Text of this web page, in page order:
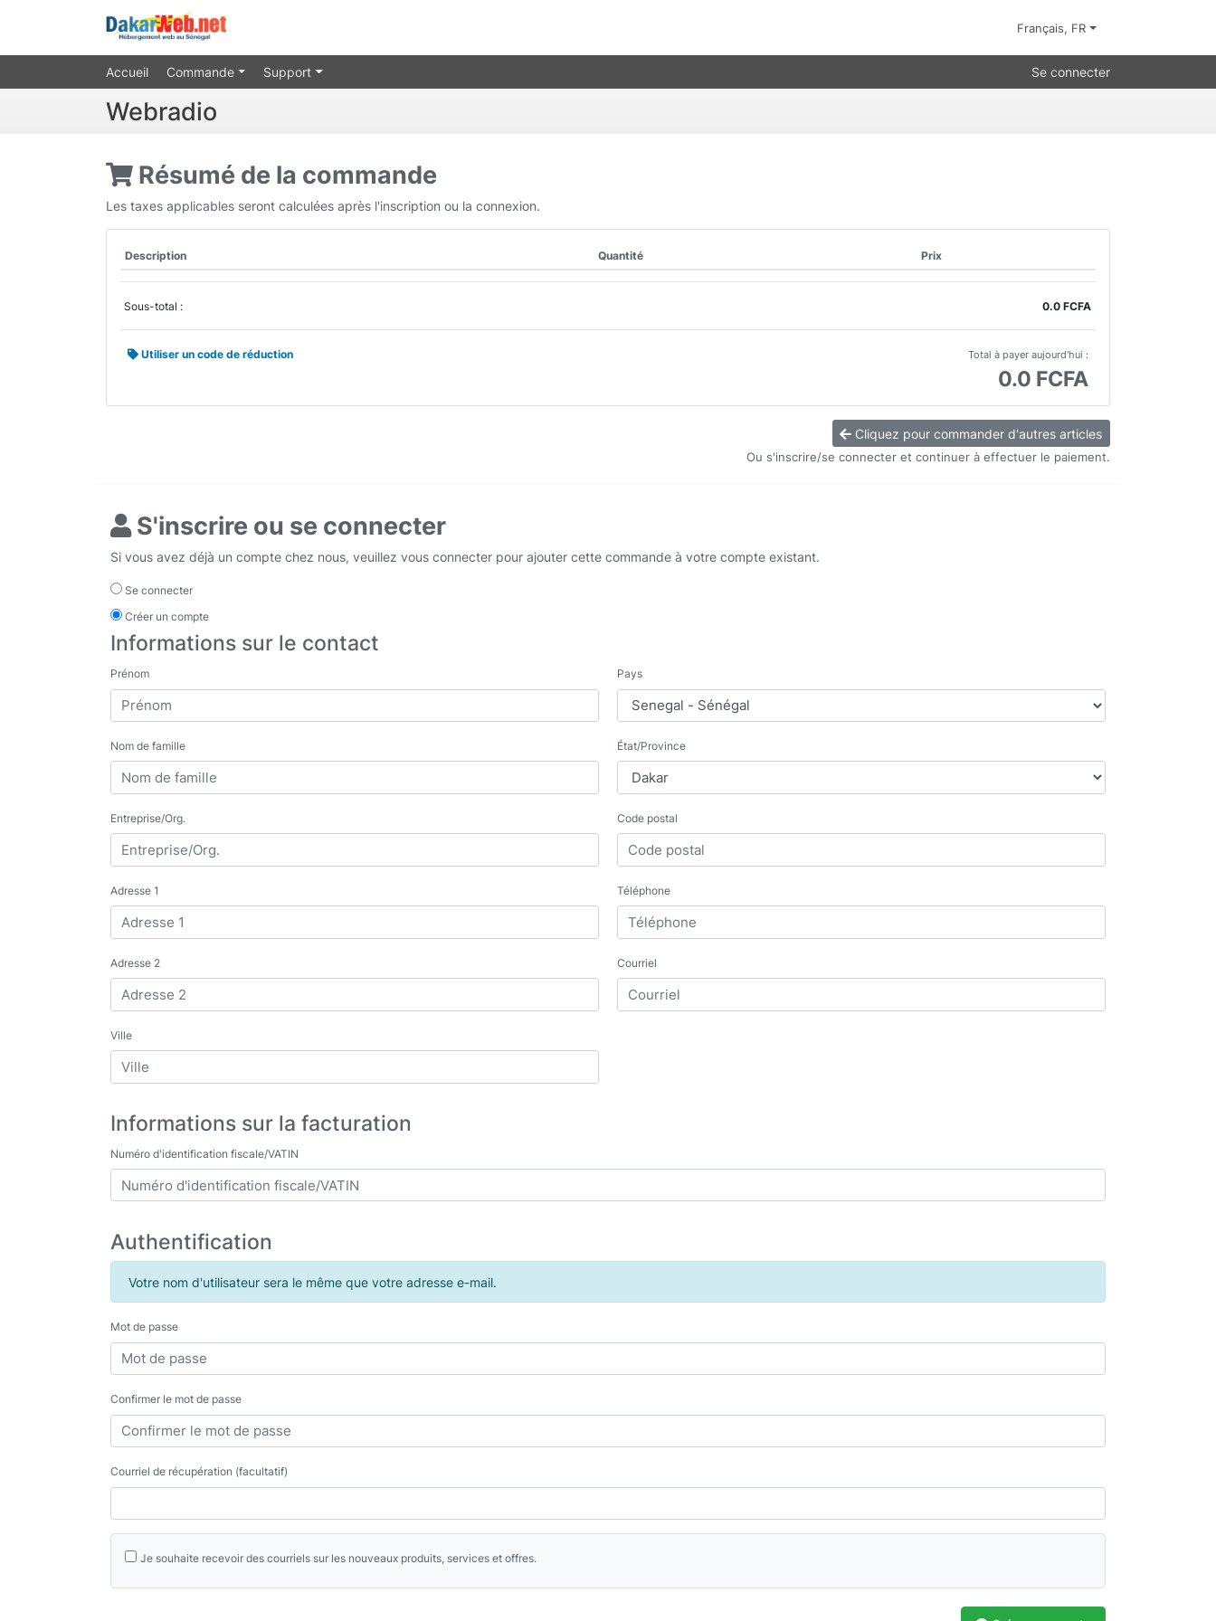
Français, FR
Accueil Commande Support Se connecter
Webradio
Résumé de la commande
Les taxes applicables seront calculées après l'inscription ou la connexion.
Description Quantité Prix
Sous-total : 0.0 FCFA
Utiliser un code de réduction Total à payer aujourd'hui :
0.0 FCFA
Cliquez pour commander d'autres articles
Ou s'inscrire/se connecter et continuer à effectuer le paiement.
S'inscrire ou se connecter
Si vous avez déjà un compte chez nous, veuillez vous connecter pour ajouter cette commande à votre compte existant.
Se connecter
Créer un compte
Informations sur le contact
Prénom
Nom de famille
Entreprise/Org.
Adresse 1
Adresse 2
Ville
Pays
État/Province
Code postal
Téléphone
Courriel
Informations sur la facturation
Numéro d'identification fiscale/VATIN
Authentification
Votre nom d'utilisateur sera le même que votre adresse e-mail.
Mot de passe
Confirmer le mot de passe
Courriel de récupération (facultatif)
Je souhaite recevoir des courriels sur les nouveaux produits, services et offres.